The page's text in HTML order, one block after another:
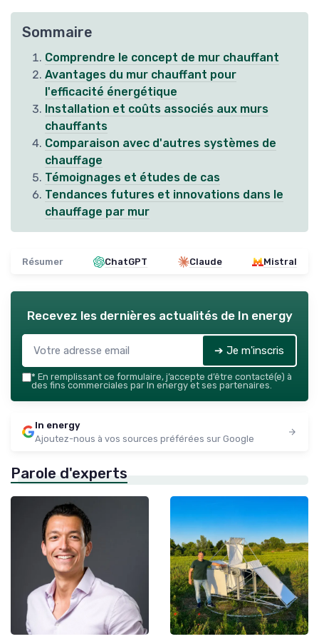
Sommaire
Comprendre le concept de mur chauffant
Avantages du mur chauffant pour
l'efficacité énergétique
Installation et coûts associés aux murs
chauffants
Comparaison avec d'autres systèmes de
chauffage
Témoignages et études de cas
Tendances futures et innovations dans le
chauffage par mur
Résumer ChatGPT Claude Mistral
Recevez les dernières actualités de In energy
➔ Je m'inscris
* En remplissant ce formulaire, j’accepte d’être contacté(e) à
des fins commerciales par In energy et ses partenaires.
In energy
Ajoutez-nous à vos sources préférées sur Google
Parole d'experts